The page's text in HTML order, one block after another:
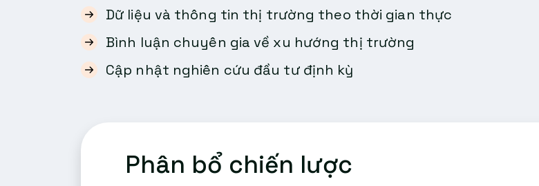
Dữ liệu và thông tin thị trường theo thời gian thực
Bình luận chuyên gia về xu hướng thị trường
Cập nhật nghiên cứu đầu tư định kỳ
Phân bổ chiến lược